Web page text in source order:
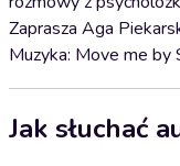
Zaprasza Aga
Muzyka: Move me by
Jak słuchać